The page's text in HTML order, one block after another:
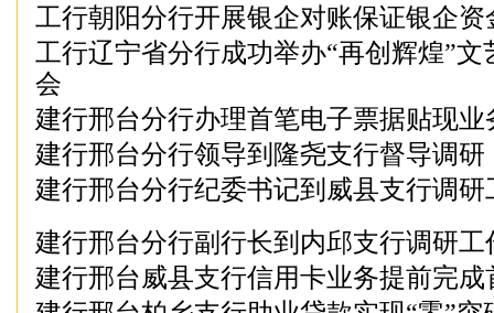
工行朝阳分行开展银企对账保证银企资
工行辽宁省分行成功举办“再创辉煌”文
会
建行邢台分行办理首笔电子票据贴现业
建行邢台分行领导到隆尧支行督导调研
建行邢台分行纪委书记到威县支行调研
建行邢台分行副行长到内邱支行调研工
建行邢台威县支行信用卡业务提前完成